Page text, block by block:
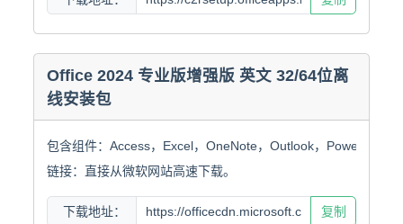
Office 2024 专业版增强版 英文 32/64位离
线安装包
包含组件：Access，Excel，OneNote，Outlook，PowerPoint
链接：直接从微软网站高速下载。
下载地址： 复制